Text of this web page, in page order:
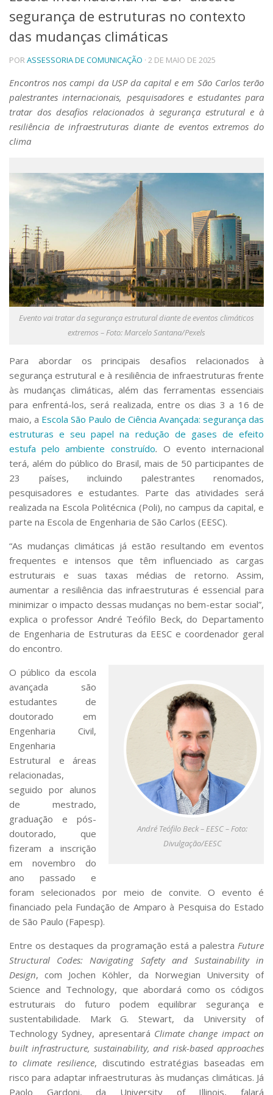
Telefones e Mapas
Pessoas
Ensino
Graduação
Educação a distância
Cursos de Extensão
Pesquisa e Inovação
Linhas de Pesquisa
Iniciação Científica
Transferência de Tecnologia
Empresas Juniores
Extensão à Comunidade
Projetos, Programas e Cursos
Artes, Cultura e Esportes
Museus e Espaços Interativos
Serviços
Bibliotecas
Apoio ao Estudante
Segurança, Trânsito e Prevenção
RH, Administrativo e Financeiro
Comunicação
Assessorias e Mídias
Aplicativos e Sites
Jornal da USP
Agenda de Eventos
Defesa de Teses
segurança de estruturas no contexto
das mudanças climáticas
PORASSESSORIA DE COMUNICAÇÃO · 2 DE MAIO DE 2025
Encontros nos campi da USP da capital e em São Carlos terão
palestrantes internacionais, pesquisadores e estudantes para
tratar dos desafios relacionados à segurança estrutural e à
resiliência de infraestruturas diante de eventos extremos do
clima
Evento vai tratar da segurança estrutural diante de eventos climáticos
extremos – Foto: Marcelo Santana/Pexels
Para abordar os principais desafios relacionados à
segurança estrutural e à resiliência de infraestruturas frente
às mudanças climáticas, além das ferramentas essenciais
para enfrentá-los, será realizada, entre os dias 3 a 16 de
maio, a Escola São Paulo de Ciência Avançada: segurança das
estruturas e seu papel na redução de gases de efeito
estufa pelo ambiente construído. O evento internacional
terá, além do público do Brasil, mais de 50 participantes de
23 países, incluindo palestrantes renomados,
pesquisadores e estudantes. Parte das atividades será
realizada na Escola Politécnica (Poli), no campus da capital, e
parte na Escola de Engenharia de São Carlos (EESC).
“As mudanças climáticas já estão resultando em eventos
frequentes e intensos que têm influenciado as cargas
estruturais e suas taxas médias de retorno. Assim,
aumentar a resiliência das infraestruturas é essencial para
minimizar o impacto dessas mudanças no bem-estar social”,
explica o professor André Teófilo Beck, do Departamento
de Engenharia de Estruturas da EESC e coordenador geral
do encontro.
André Teófilo Beck – EESC – Foto:
Divulgação/EESC
O público da escola
avançada são
estudantes de
doutorado em
Engenharia Civil,
Engenharia
Estrutural e áreas
relacionadas,
seguido por alunos
de mestrado,
graduação e pós-
doutorado, que
fizeram a inscrição
em novembro do
ano passado e
foram selecionados por meio de convite. O evento é
financiado pela Fundação de Amparo à Pesquisa do Estado
de São Paulo (Fapesp).
Entre os destaques da programação está a palestra Future
Structural Codes: Navigating Safety and Sustainability in
Design, com Jochen Köhler, da Norwegian University of
Science and Technology, que abordará como os códigos
estruturais do futuro podem equilibrar segurança e
sustentabilidade. Mark G. Stewart, da University of
Technology Sydney, apresentará Climate change impact on
built infrastructure, sustainability, and risk-based approaches
to climate resilience, discutindo estratégias baseadas em
risco para adaptar infraestruturas às mudanças climáticas. Já
Paolo Gardoni, da University of Illinois, falará